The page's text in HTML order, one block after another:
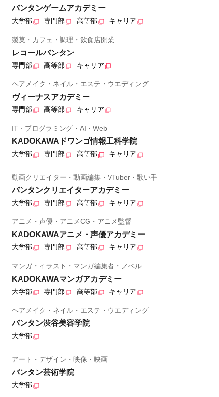
バンタンゲームアカデミー
大学部 専門部 高等部 キャリア
製菓・カフェ・調理・飲食店開業
レコールバンタン
専門部 高等部 キャリア
ヘアメイク・ネイル・エステ・ウエディング
ヴィーナスアカデミー
専門部 高等部 キャリア
IT・プログラミング・AI・Web
KADOKAWAドワンゴ情報工科学院
大学部 専門部 高等部 キャリア
動画クリエイター・動画編集・VTuber・歌い手
バンタンクリエイターアカデミー
大学部 専門部 高等部 キャリア
アニメ・声優・アニメCG・アニメ監督
KADOKAWAアニメ・声優アカデミー
大学部 専門部 高等部 キャリア
マンガ・イラスト・マンガ編集者・ノベル
KADOKAWAマンガアカデミー
大学部 専門部 高等部 キャリア
ヘアメイク・ネイル・エステ・ウエディング
バンタン渋谷美容学院
大学部
アート・デザイン・映像・映画
バンタン芸術学院
大学部